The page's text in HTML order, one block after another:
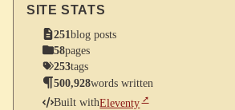
SITE STATS
251blog posts
58pages
253tags
500,928words written
Built withEleventy